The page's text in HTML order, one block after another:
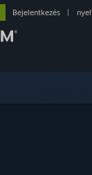
Bejelentkezés